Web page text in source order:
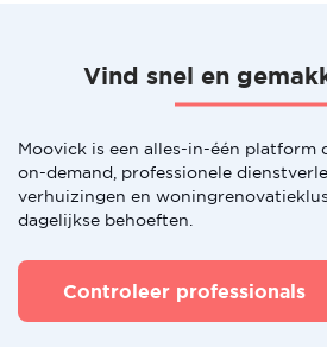
Vind snel en
Moovick is een alles-in-één platform
on-demand, professionele
verhuizingen en
dagelijkse behoeften.
Controleer professionals